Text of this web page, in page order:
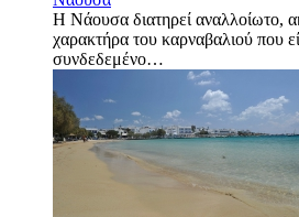
Η Νάουσα διατηρεί αναλλοίωτο,
χαρακτήρα του καρναβαλιού που
συνδεδεμένο…